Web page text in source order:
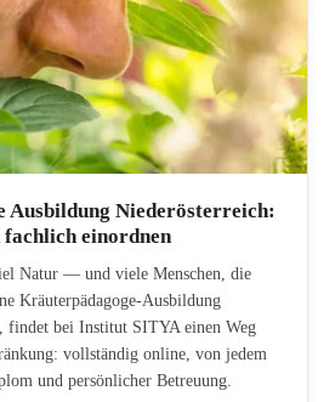
Ausbildung Niederösterreich:
einordnen
Natur — und viele Menschen, die
Kräuterpädagoge-Ausbildung
findet bei Institut SITYA einen Weg
vollständig online, von jedem
und persönlicher Betreuung.